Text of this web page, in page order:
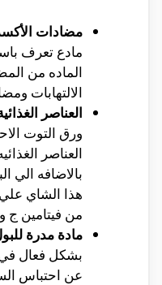
مضادات
مادع تعرف
الماده من
الالتهابات
العناصر
ورق التوت
العناصر
بالاضافه الي
هذا الشاي
من فيتامين ج
مادة مدرة
بشكل فعال في
عن احتباس